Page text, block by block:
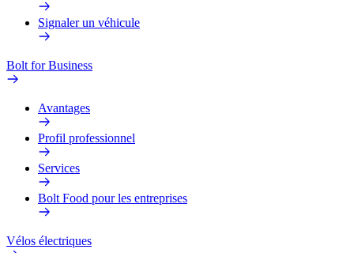
Signaler un véhicule
Bolt for Business
Avantages
Profil professionnel
Services
Bolt Food pour les entreprises
Vélos électriques